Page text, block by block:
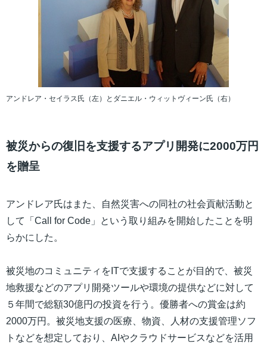
アンドレア・セイラス氏（左）とダニエル・ウィットヴィーン氏（右）
被災からの復旧を支援するアプリ開発に2000万円
を贈呈
アンドレア氏はまた、自然災害への同社の社会貢献活動と
して「Call for Code」という取り組みを開始したことを明
らかにした。
被災地のコミュニティをITで支援することが目的で、被災
地救援などのアプリ開発ツールや環境の提供などに対して
５年間で総額30億円の投資を行う。優勝者への賞金は約
2000万円。被災地支援の医療、物資、人材の支援管理ソフ
トなどを想定しており、AIやクラウドサービスなどを活用